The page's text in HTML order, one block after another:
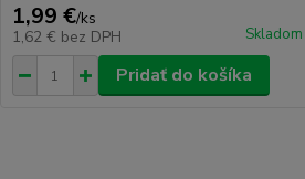
1,99 €/ks
1,62 € bez DPH Skladom
Pridať do košíka